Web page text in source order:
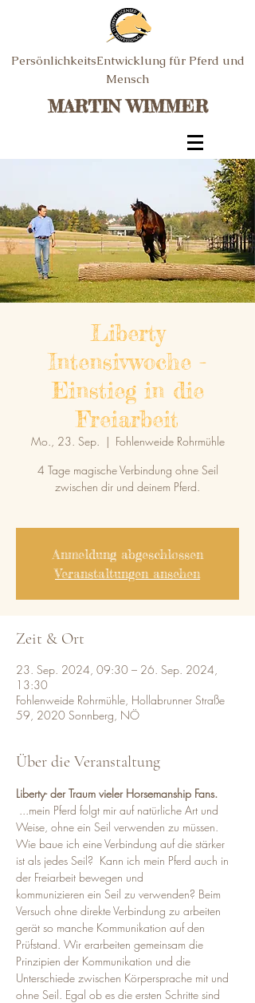
PersönlichkeitsEntwicklung für Pferd und
Mensch
MARTIN WIMMER
Liberty
Intensivwoche -
Einstieg in die
Freiarbeit
Mo., 23. Sep.
  |
Fohlenweide Rohrmühle
4 Tage magische Verbindung ohne Seil
zwischen dir und deinem Pferd.
Anmeldung abgeschlossen
Veranstaltungen ansehen
Zeit & Ort
23. Sep. 2024, 09:30 – 26. Sep. 2024,
13:30
Fohlenweide Rohrmühle, Hollabrunner Straße
59, 2020 Sonnberg, NÖ
Über die Veranstaltung
Liberty- der Traum vieler Horsemanship Fans.
...mein Pferd folgt mir auf natürliche Art und
Weise, ohne ein Seil verwenden zu müssen.
Wie baue ich eine Verbindung auf die stärker
ist als jedes Seil?  Kann ich mein Pferd auch in
der Freiarbeit bewegen und
kommunizieren ein Seil zu verwenden? Beim
Versuch ohne direkte Verbindung zu arbeiten
gerät so manche Kommunikation auf den
Prüfstand. Wir erarbeiten gemeinsam die
Prinzipien der Kommunikation und die
Unterschiede zwischen Körpersprache mit und
ohne Seil. Egal ob es die ersten Schritte sind